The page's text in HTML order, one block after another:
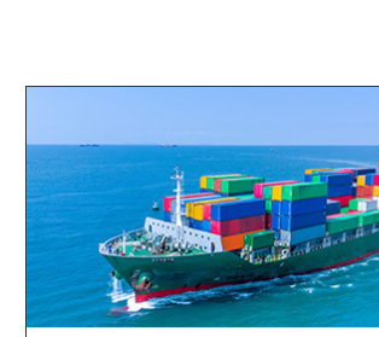
ARCHIVE